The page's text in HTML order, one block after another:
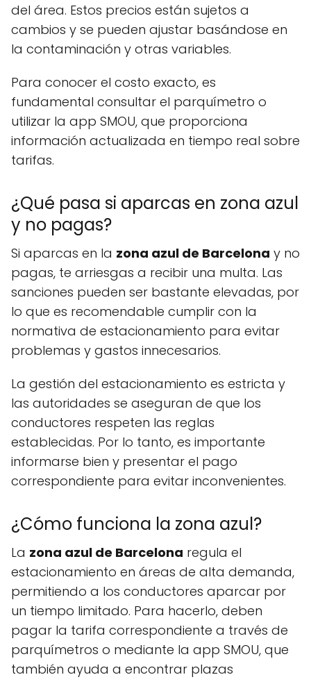
del área. Estos precios están sujetos a
cambios y se pueden ajustar basándose en
la contaminación y otras variables.
Para conocer el costo exacto, es
fundamental consultar el parquímetro o
utilizar la app SMOU, que proporciona
información actualizada en tiempo real sobre
tarifas.
¿Qué pasa si aparcas en zona azul
y no pagas?
Si aparcas en la zona azul de Barcelona y no
pagas, te arriesgas a recibir una multa. Las
sanciones pueden ser bastante elevadas, por
lo que es recomendable cumplir con la
normativa de estacionamiento para evitar
problemas y gastos innecesarios.
La gestión del estacionamiento es estricta y
las autoridades se aseguran de que los
conductores respeten las reglas
establecidas. Por lo tanto, es importante
informarse bien y presentar el pago
correspondiente para evitar inconvenientes.
¿Cómo funciona la zona azul?
La zona azul de Barcelona regula el
estacionamiento en áreas de alta demanda,
permitiendo a los conductores aparcar por
un tiempo limitado. Para hacerlo, deben
pagar la tarifa correspondiente a través de
parquímetros o mediante la app SMOU, que
también ayuda a encontrar plazas